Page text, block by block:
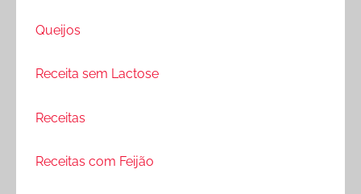
Queijos
Receita sem Lactose
Receitas
Receitas com Feijão